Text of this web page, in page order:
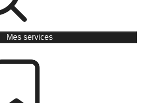
Mes services